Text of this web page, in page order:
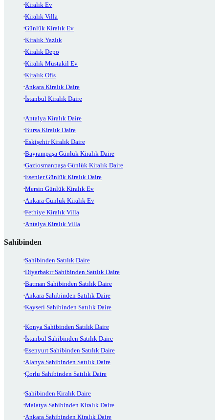
Kiralık Ev
Kiralık Villa
Günlük Kiralık Ev
Kiralık Yazlık
Kiralık Depo
Kiralık Müstakil Ev
Kiralık Ofis
Ankara Kiralık Daire
İstanbul Kiralık Daire
Antalya Kiralık Daire
Bursa Kiralık Daire
Eskişehir Kiralık Daire
Bayrampaşa Günlük Kiralık Daire
Gaziosmanpaşa Günlük Kiralık Daire
Esenler Günlük Kiralık Daire
Mersin Günlük Kiralık Ev
Ankara Günlük Kiralık Ev
Fethiye Kiralık Villa
Antalya Kiralık Villa
Sahibinden
Sahibinden Satılık Daire
Diyarbakır Sahibinden Satılık Daire
Batman Sahibinden Satılık Daire
Ankara Sahibinden Satılık Daire
Kayseri Sahibinden Satılık Daire
Konya Sahibinden Satılık Daire
İstanbul Sahibinden Satılık Daire
Esenyurt Sahibinden Satılık Daire
Alanya Sahibinden Satılık Daire
Çorlu Sahibinden Satılık Daire
Sahibinden Kiralık Daire
Malatya Sahibinden Kiralık Daire
Ankara Sahibinden Kiralık Daire